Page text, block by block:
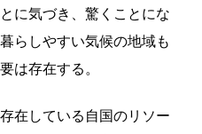
に気づき、驚くことにな
らしやすい気候の地域も
は存在する。
在している自国のリソー